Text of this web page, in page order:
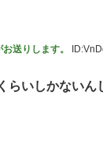
ダーバロンＰ第２
婚ｗｗｗｗｗｗ
ル」+埋めネタ「
ド』はどうすれば
送りします。
らいしかないん